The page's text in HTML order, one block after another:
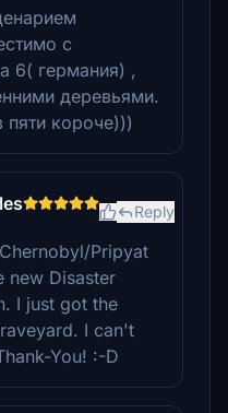
с
6( германия) ,
деревьями.
пяти короче)))
Reply
Pripyat
new Disaster
I just got the
I can't
You! :-D